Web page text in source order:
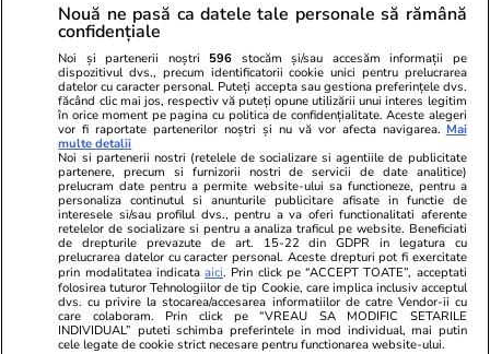
Știri România
Loto 6/49 din 9 august 2026. Report de peste
9,53 milioane de euro la 6/49, categoria I
Nouă ne pasă ca datele tale personale să rămână
confidențiale
Noi și partenerii noștri 596 stocăm și/sau accesăm informații pe
dispozitivul dvs., precum identificatorii cookie unici pentru prelucrarea
datelor cu caracter personal. Puteți accepta sau gestiona preferințele dvs.
făcând clic mai jos, respectiv vă puteți opune utilizării unui interes legitim
în orice moment pe pagina cu politica de confidențialitate. Aceste alegeri
vor fi raportate partenerilor noștri și nu vă vor afecta navigarea. Mai
multe detalii
Noi si partenerii nostri (retelele de socializare si agentiile de publicitate
partenere, precum si furnizorii nostri de servicii de date analitice)
prelucram date pentru a permite website-ului sa functioneze, pentru a
personaliza continutul si anunturile publicitare afisate in functie de
interesele si/sau profilul dvs., pentru a va oferi functionalitati aferente
retelelor de socializare si pentru a analiza traficul pe website. Beneficiati
de drepturile prevazute de art. 15-22 din GDPR in legatura cu
prelucrarea datelor cu caracter personal. Aceste drepturi pot fi exercitate
prin modalitatea indicataaici. Prin click pe “ACCEPT TOATE”, acceptati
folosirea tuturor Tehnologiilor de tip Cookie, care implica inclusiv acceptul
dvs. cu privire la stocarea/accesarea informatiilor de catre Vendor-ii cu
care colaboram. Prin click pe “VREAU SA MODIFIC SETARILE
INDIVIDUAL” puteti schimba preferintele in mod individual, mai putin
cele legate de cookie strict necesare pentru functionarea website-ului.